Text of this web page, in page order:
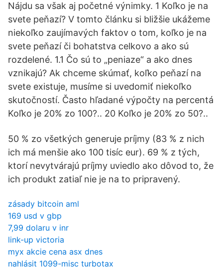
Nájdu sa však aj početné výnimky. 1 Koľko je na
svete peňazí? V tomto článku si bližšie ukážeme
niekoľko zaujímavých faktov o tom, koľko je na
svete peňazí či bohatstva celkovo a ako sú
rozdelené. 1.1 Čo sú to „peniaze“ a ako dnes
vznikajú? Ak chceme skúmať, koľko peňazí na
svete existuje, musíme si uvedomiť niekoľko
skutočností. Často hľadané výpočty na percentá
Koľko je 20% zo 100?.. 20 Koľko je 20% zo 50?..
50 % zo všetkých generuje príjmy (83 % z nich
ich má menšie ako 100 tisíc eur). 69 % z tých,
ktorí nevytvárajú príjmy uviedlo ako dôvod to, že
ich produkt zatiaľ nie je na to pripravený.
zásady bitcoin aml
169 usd v gbp
7,99 dolaru v inr
link-up victoria
myx akcie cena asx dnes
nahlásit 1099-misc turbotax